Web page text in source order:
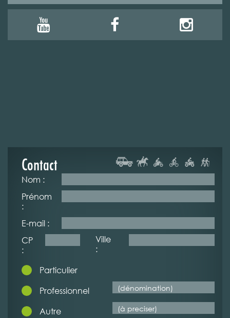
Contact
Nom :
Prénom
:
E-mail :
CP
:
Ville
:
Particulier
Professionnel
Autre